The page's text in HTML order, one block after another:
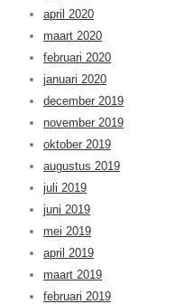
april 2020
maart 2020
februari 2020
januari 2020
december 2019
november 2019
oktober 2019
augustus 2019
juli 2019
juni 2019
mei 2019
april 2019
maart 2019
februari 2019